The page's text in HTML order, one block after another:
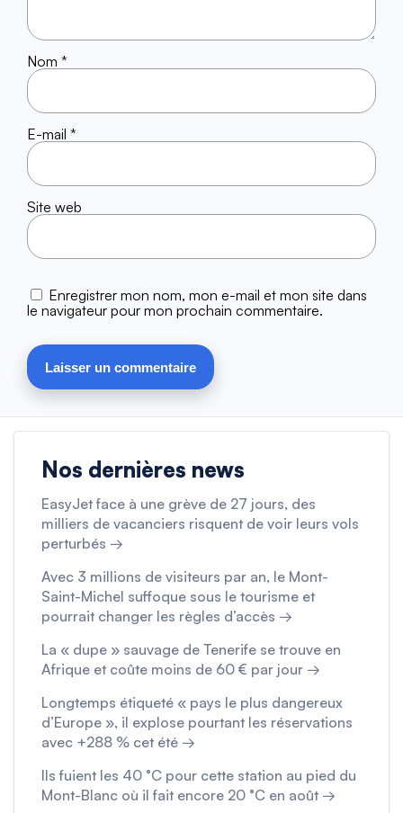
Nom *
E-mail *
Site web
Enregistrer mon nom, mon e-mail et mon site dans
le navigateur pour mon prochain commentaire.
Nos dernières news
EasyJet face à une grève de 27 jours, des
milliers de vacanciers risquent de voir leurs vols
perturbés →
Avec 3 millions de visiteurs par an, le Mont-
Saint-Michel suffoque sous le tourisme et
pourrait changer les règles d’accès →
La « dupe » sauvage de Tenerife se trouve en
Afrique et coûte moins de 60 € par jour →
Longtemps étiqueté « pays le plus dangereux
d’Europe », il explose pourtant les réservations
avec +288 % cet été →
Ils fuient les 40 °C pour cette station au pied du
Mont-Blanc où il fait encore 20 °C en août →